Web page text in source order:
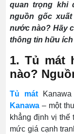
quan trọng khi
nguồn gốc
nước nào? Hãy
thông tin hữu
1. Tủ mát
nào?
Tủ mát
Kanawa – một
khẳng định vị thế
mức giá cạnh